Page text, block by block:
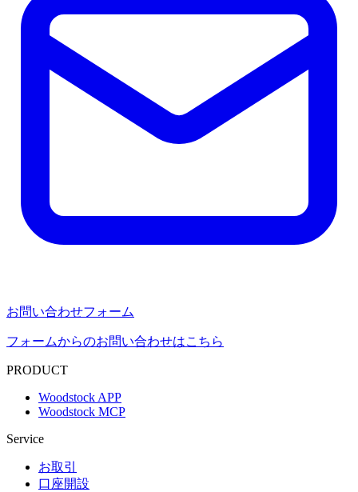
お問い合わせフォーム
フォームからのお問い合わせはこちら
PRODUCT
Woodstock APP
Woodstock MCP
Service
お取引
口座開設